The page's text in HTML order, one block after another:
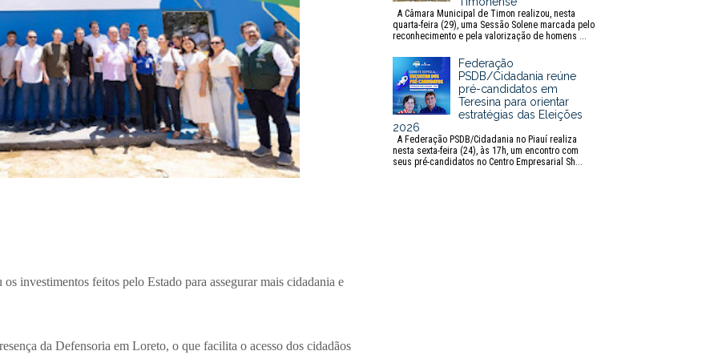
investimentos feitos pelo Estado para assegurar mais cidadania e
da Defensoria em Loreto, o que facilita o acesso dos cidadãos
A Câmara Municipal de Timon realizou, nesta
quarta-feira (29), uma Sessão Solene marcada pelo
reconhecimento e pela valorização de homens ...
Federação
PSDB/Cidadania reúne
pré-candidatos em
Teresina para orientar
estratégias das Eleições
2026
A Federação PSDB/Cidadania no Piauí realiza
nesta sexta-feira (24), às 17h, um encontro com
seus pré-candidatos no Centro Empresarial Sh...